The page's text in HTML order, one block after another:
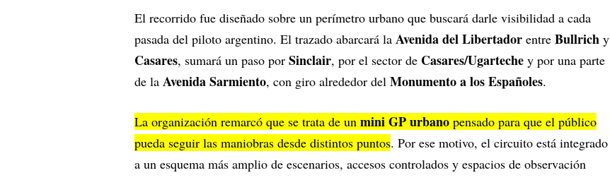
El recorrido fue diseñado sobre un perímetro urbano que buscará darle visibilidad a cada
pasada del piloto argentino. El trazado abarcará la Avenida del Libertador entre Bullrich y
Casares, sumará un paso por Sinclair, por el sector de Casares/Ugarteche y por una parte
de la Avenida Sarmiento, con giro alrededor del Monumento a los Españoles.
La organización remarcó que se trata de un mini GPurbano pensado para que el público
pueda seguir las maniobras desde distintos puntos. Por ese motivo, el circuito está integrado
a un esquema más amplio de escenarios, accesos controlados y espacios de observación